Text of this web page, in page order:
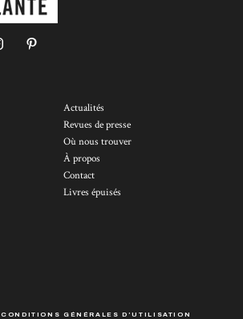
Actualités
Revues de presse
Où nous trouver
À propos
Contact
Livres épuisés
CONDITIONS GÉNÉRALES D’UTILISATION